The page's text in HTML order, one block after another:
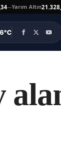
Altın 21.328,68—